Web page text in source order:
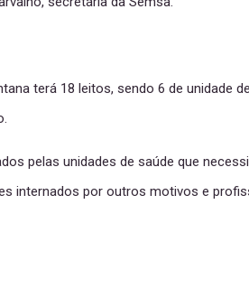
terá 18 leitos, sendo 6 de
pelas unidades de saúde que
internados por outros motivos e